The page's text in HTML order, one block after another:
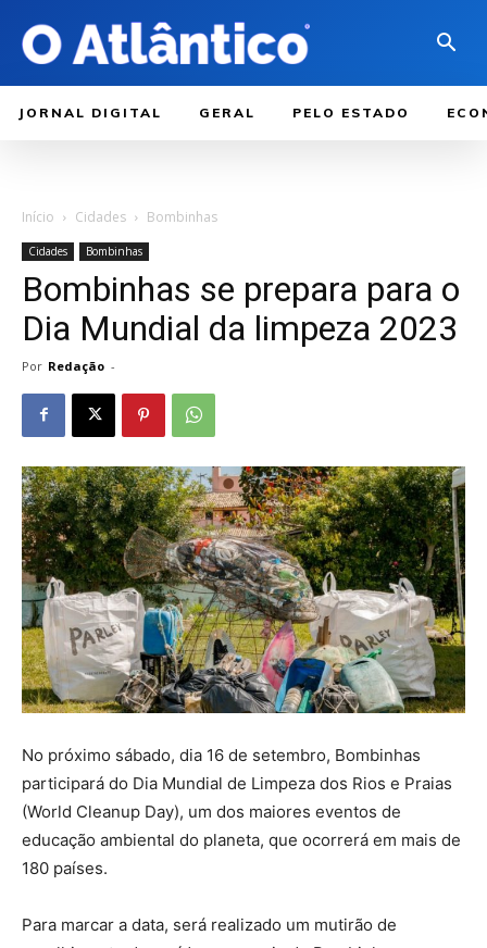
JORNAL DIGITAL GERAL PELO ESTADO
Início Cidades Bombinhas
Cidades Bombinhas
Bombinhas se prepara para o
Dia Mundial da limpeza 2023
Por Redação -
No próximo sábado, dia 16 de setembro, Bombinhas
participará do Dia Mundial de Limpeza dos Rios e Praias
(World Cleanup Day), um dos maiores eventos de
educação ambiental do planeta, que ocorrerá em mais de
180 países.
Para marcar a data, será realizado um mutirão de